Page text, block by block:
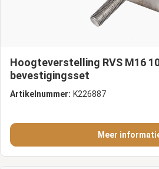
Hoogteverstelling RVS M16
bevestigingsset
Artikelnummer: K226887
Meer